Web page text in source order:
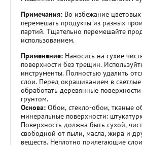
Примечания: Во избежание
перемешать продукты из разных
партий. Тщательно перемешайте
использованием.
Применение: Наносить на сухие
поверхности без трещин.
инструменты. Полностью удалить
слои. Перед окрашиванием в светлые
обработать деревянные
грунтом.
Основа: Обои, стекло-обои, тканые
минеральные поверхности:
Поверхность должна быть сухой,
свободной от пыли, масла, жира и
веществ. Неплотно прилегающие